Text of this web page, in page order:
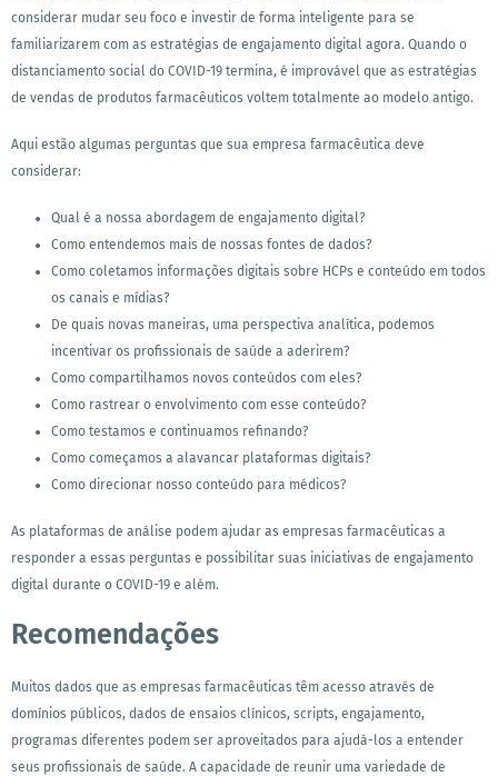
considerar mudar seu foco e investir de forma inteligente para se
familiarizarem com as estratégias de engajamento digital agora. Quando o
distanciamento social do COVID-19 termina, é improvável que as estratégias
de vendas de produtos farmacêuticos voltem totalmente ao modelo antigo.
Aqui estão algumas perguntas que sua empresa farmacêutica deve
considerar:
Qual é a nossa abordagem de engajamento digital?
Como entendemos mais de nossas fontes de dados?
Como coletamos informações digitais sobre HCPs e conteúdo em todos
os canais e mídias?
De quais novas maneiras, uma perspectiva analítica, podemos
incentivar os profissionais de saúde a aderirem?
Como compartilhamos novos conteúdos com eles?
Como rastrear o envolvimento com esse conteúdo?
Como testamos e continuamos refinando?
Como começamos a alavancar plataformas digitais?
Como direcionar nosso conteúdo para médicos?
As plataformas de análise podem ajudar as empresas farmacêuticas a
responder a essas perguntas e possibilitar suas iniciativas de engajamento
digital durante o COVID-19 e além.
Recomendações
Muitos dados que as empresas farmacêuticas têm acesso através de
domínios públicos, dados de ensaios clínicos, scripts, engajamento,
programas diferentes podem ser aproveitados para ajudá-los a entender
seus profissionais de saúde. A capacidade de reunir uma variedade de